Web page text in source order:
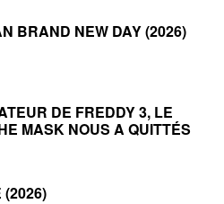
BRAND NEW DAY (2026)
DE FREDDY 3, LE
MASK NOUS A QUITTÉS
(2026)